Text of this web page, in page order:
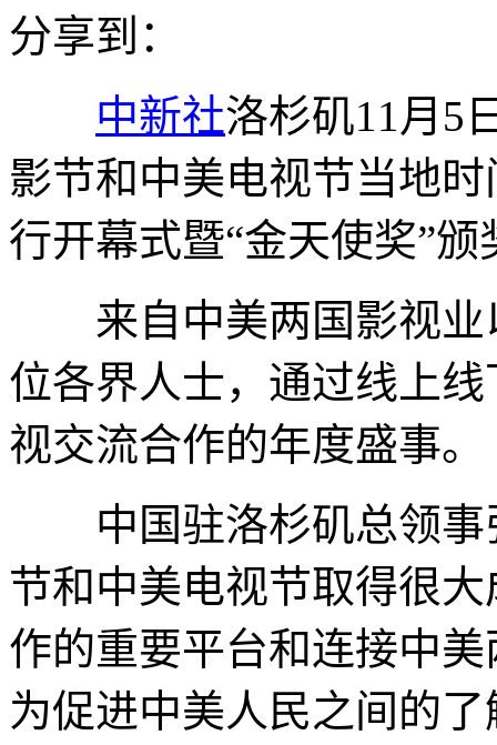
分享到：
中新社洛杉矶11月5
影节和中美电视节当地
行开幕式暨“金天使奖”颁
来自中美两国影视业
位各界人士，通过线上
视交流合作的年度盛事。
中国驻洛杉矶总领事
节和中美电视节取得很
作的重要平台和连接中
为促进中美人民之间的